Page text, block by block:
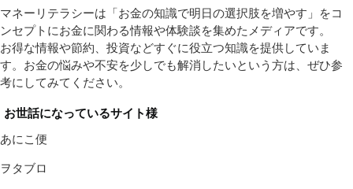
マネーリテラシーは「お金の知識で明日の選択肢を増やす」をコ
ンセプトにお金に関わる情報や体験談を集めたメディアです。
お得な情報や節約、投資などすぐに役立つ知識を提供していま
す。お金の悩みや不安を少しでも解消したいという方は、ぜひ参
考にしてみてください。
お世話になっているサイト様
あにこ便
ヲタブロ